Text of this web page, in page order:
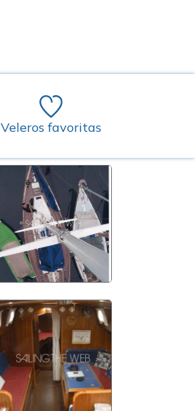
Veleros favoritas